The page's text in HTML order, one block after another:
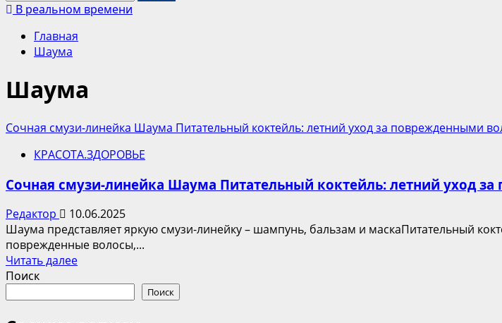
В реальном времени
Главная
Шаума
Шаума
Сочная смузи-линейка Шаума Питательный коктейль: летний уход за поврежденными
КРАСОТА.ЗДОРОВЬЕ
Сочная смузи-линейка Шаума Питательный коктейль: летний уход
Редактор
10.06.2025
Шаума представляет яркую смузи-линейку – шампунь, бальзам и маскаПитательный
поврежденные волосы,...
Читать далееПрочитать
Поиск
Поиск